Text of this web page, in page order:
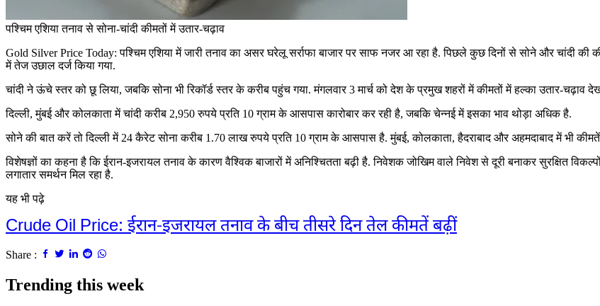
पश्चिम एशिया तनाव से सोना-चांदी कीमतों में उतार-चढ़ाव
Gold Silver Price Today: पश्चिम एशिया में जारी तनाव का असर घरेलू सर्राफा बाजार पर साफ नजर आ रहा है. पिछले कुछ दिनों से सोने और चांदी की
में तेज उछाल दर्ज किया गया.
चांदी ने ऊंचे स्तर को छू लिया, जबकि सोना भी रिकॉर्ड स्तर के करीब पहुंच गया. मंगलवार 3 मार्च को देश के प्रमुख शहरों में कीमतों में हल्का उतार-चढ़ाव
दिल्ली, मुंबई और कोलकाता में चांदी करीब 2,950 रुपये प्रति 10 ग्राम के आसपास कारोबार कर रही है, जबकि चेन्नई में इसका भाव थोड़ा अधिक है.
सोने की बात करें तो दिल्ली में 24 कैरेट सोना करीब 1.70 लाख रुपये प्रति 10 ग्राम के आसपास है. मुंबई, कोलकाता, हैदराबाद और अहमदाबाद में भी
विशेषज्ञों का कहना है कि ईरान-इजरायल तनाव के कारण वैश्विक बाजारों में अनिश्चितता बढ़ी है. निवेशक जोखिम वाले निवेश से दूरी बनाकर सुरक्षित
लगातार समर्थन मिल रहा है.
यह भी पढ़े
Crude Oil Price: ईरान-इजरायल तनाव के बीच तीसरे दिन तेल कीमतें बढ़ीं
Share :
Trending this week